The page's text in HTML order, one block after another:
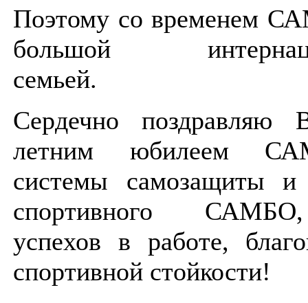
Поэтому со временем
большой
семьей.
Сердечно
летним юбилеем
системы самозащиты и
спортивного
успехов в работе,
спортивной стойкости!